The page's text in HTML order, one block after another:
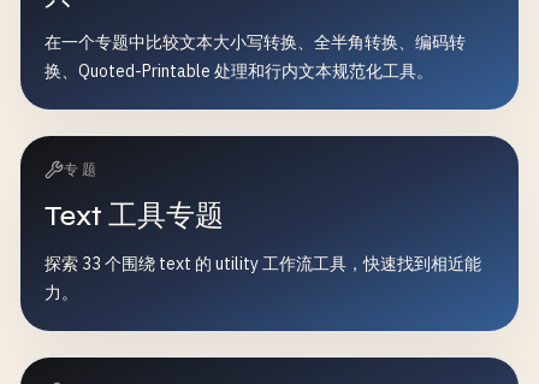
在一个专题中比较文本大小写转换、全半角转换、编码转
换、Quoted-Printable 处理和行内文本规范化工具。
专题
Text 工具专题
探索 33 个围绕 text 的 utility 工作流工具，快速找到相近能
力。